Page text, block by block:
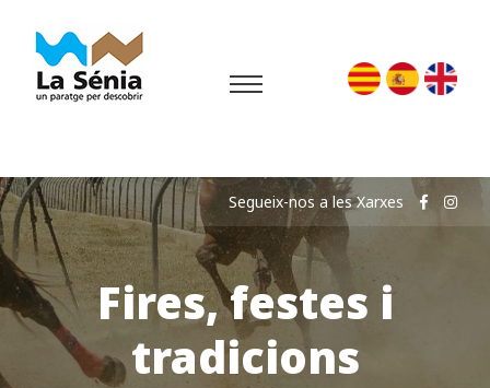
Fires, festes i
tradicions
Segueix-nos a les Xarxes